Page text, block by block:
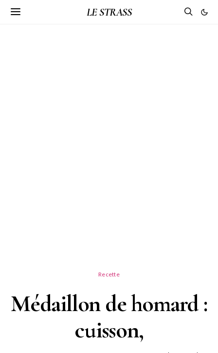
LE STRASS
Recette
Médaillon de homard :
cuisson,